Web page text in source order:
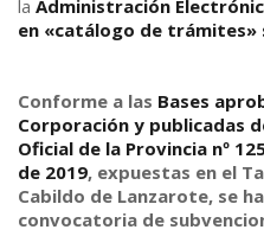
la Administración
en «catálogo de trámites»
Conforme a las Bases
Corporación y publicadas
Oficial de la Provincia nº
de 2019, expuestas en el
Cabildo de Lanzarote, se
convocatoria de